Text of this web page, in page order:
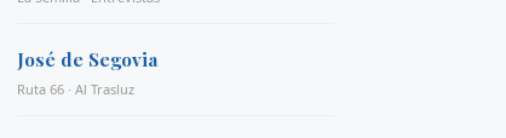
José de Segovia
Ruta 66 · Al Trasluz